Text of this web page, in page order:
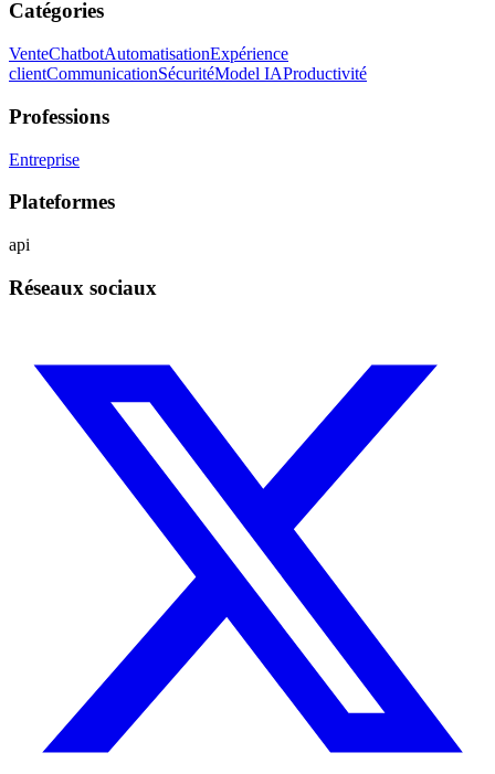
Catégories
VenteChatbotAutomatisationExpérience
clientCommunicationSécuritéModel IAProductivité
Professions
Entreprise
Plateformes
api
Réseaux sociaux